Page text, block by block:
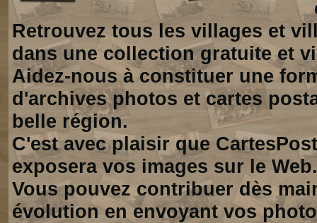
Retrouvez tous les villages et
dans une collection gratuite et
Aidez-nous à constituer une
d'archives photos et cartes
belle région.
C'est avec plaisir que
exposera vos images sur le Web.
Vous pouvez contribuer dès
évolution en envoyant vos